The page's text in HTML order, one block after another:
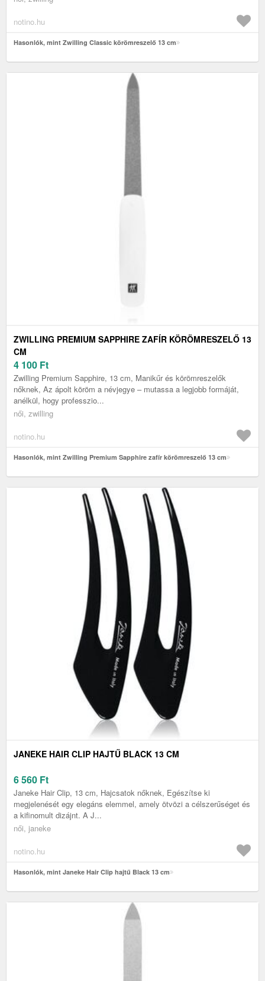
notino.hu
Hasonlók, mint Zwilling Classic körömreszelő 13 cm
ZWILLING PREMIUM SAPPHIRE ZAFÍR KÖRÖMRESZELŐ 13
CM
4 100 Ft
Zwilling Premium Sapphire, 13 cm, Manikűr és körömreszelők
nőknek, Az ápolt köröm a névjegye – mutassa a legjobb formáját,
anélkül, hogy professzio...
női, zwilling
notino.hu
Hasonlók, mint Zwilling Premium Sapphire zafír körömreszelő 13 cm
JANEKE HAIR CLIP HAJTŰ BLACK 13 CM
6 560 Ft
Janeke Hair Clip, 13 cm, Hajcsatok nőknek, Egészítse ki
megjelenését egy elegáns elemmel, amely ötvözi a célszerűséget és
a kifinomult dizájnt. A J...
női, janeke
notino.hu
Hasonlók, mint Janeke Hair Clip hajtű Black 13 cm